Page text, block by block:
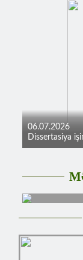
06.07.2026
Dissertasiya